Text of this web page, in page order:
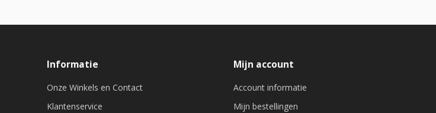
Informatie
Onze Winkels en Contact
Klantenservice
Mijn account
Account informatie
Mijn bestellingen